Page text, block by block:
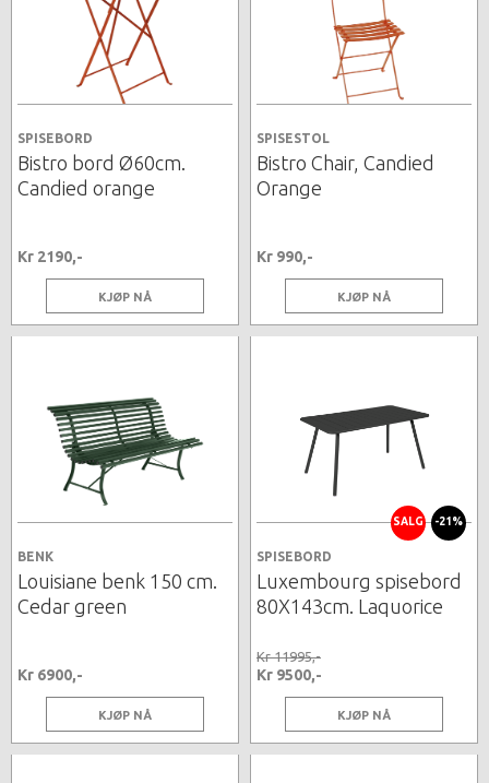
SPISEBORD
Bistro bord Ø60cm.
Candied orange
Kr 2190,-
KJØP NÅ
SPISESTOL
Bistro Chair, Candied
Orange
Kr 990,-
KJØP NÅ
BENK
Louisiane benk 150 cm.
Cedar green
Kr 6900,-
KJØP NÅ
SALG -21%
SPISEBORD
Luxembourg spisebord
80X143cm. Laquorice
Kr 11995,-
Kr 9500,-
KJØP NÅ